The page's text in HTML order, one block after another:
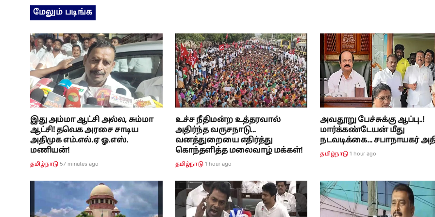
மேலும் படிங்க
இது அம்மா ஆட்சி அல்ல, சும்மா
ஆட்சி! தவெக அரசை சாடிய
அதிமுக எம்.எல்.ஏ ஓ.எஸ்.
மணியன்!
தமிழ்நாடு 57 minutes ago
உச்ச நீதிமன்ற உத்தரவால்
அதிர்ந்த வருசநாடு...
வனத்துறையை எதிர்த்து
கொந்தளித்த மலைவாழ் மக்கள்!
தமிழ்நாடு 1 hour ago
அவதூறு பேச்சுக்கு ஆப்பு..!
மார்க்கண்டேயன் மீது
நடவடிக்கை... சபாநாயகர்
தமிழ்நாடு 1 hour ago